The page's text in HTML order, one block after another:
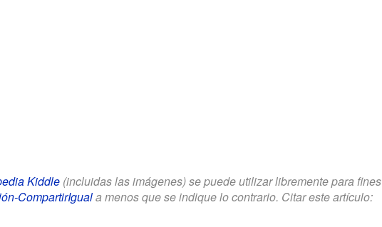
Kiddle(incluidas las imágenes) se puede utilizar libremente para fines
CompartirIguala menos que se indique lo contrario. Citar este artículo: